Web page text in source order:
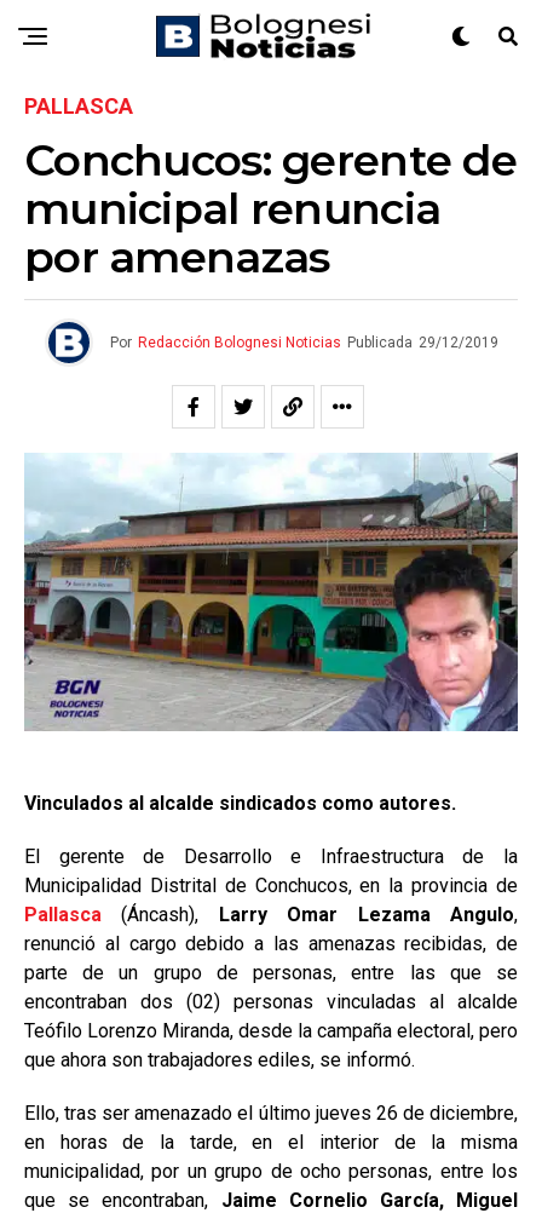
PALLASCA
Conchucos: gerente de
municipal renuncia
por amenazas
Por Redacción Bolognesi Noticias Publicada 29/12/2019
Vinculados al alcalde sindicados como autores.
El gerente de Desarrollo e Infraestructura de la
Municipalidad Distrital de Conchucos, en la provincia de
Pallasca (Áncash), Larry Omar Lezama Angulo,
renunció al cargo debido a las amenazas recibidas, de
parte de un grupo de personas, entre las que se
encontraban dos (02) personas vinculadas al alcalde
Teófilo Lorenzo Miranda, desde la campaña electoral, pero
que ahora son trabajadores ediles, se informó.
Ello, tras ser amenazado el último jueves 26 de diciembre,
en horas de la tarde, en el interior de la misma
municipalidad, por un grupo de ocho personas, entre los
que se encontraban, Jaime Cornelio García, Miguel